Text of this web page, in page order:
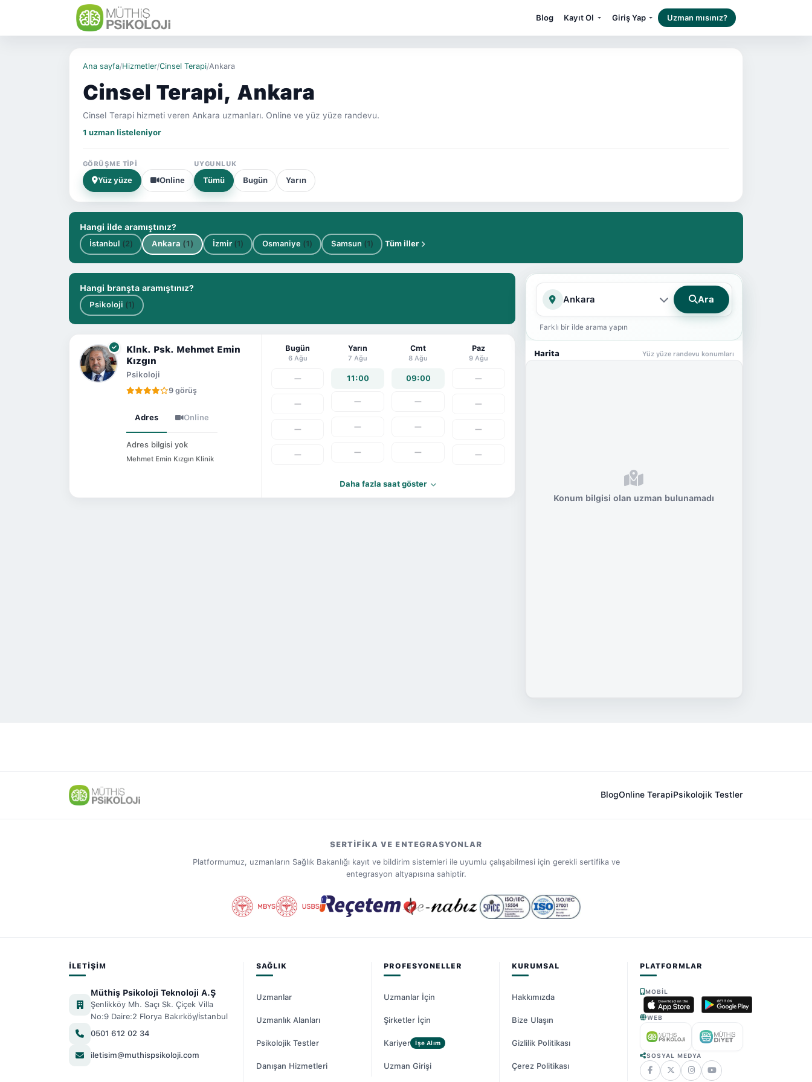
Blog Kayıt Ol Giriş Yap Uzman mısınız?
Ana sayfa/Hizmetler/Cinsel Terapi/Ankara
Cinsel Terapi, Ankara
Cinsel Terapi hizmeti veren Ankara uzmanları. Online ve yüz yüze randevu.
1 uzman listeleniyor
GÖRÜŞME TIPI
Yüz yüze Online
UYGUNLUK
Tümü Bugün Yarın
Hangi ilde aramıştınız?
İstanbul (2) Ankara (1) İzmir (1) Osmaniye (1) Samsun (1) Tüm iller
Hangi branşta aramıştınız?
Psikoloji (1)
Klnk. Psk. Mehmet Emin
Kızgın
Psikoloji
9 görüş
Adres Online
Adres bilgisi yok
Mehmet Emin Kızgın Klinik
Bugün
6 Ağu
—
—
—
—
Yarın
7 Ağu
11:00
—
—
—
Cmt
8 Ağu
09:00
—
—
—
Paz
9 Ağu
—
—
—
—
Daha fazla saat göster
İl
Ara
Farklı bir ilde arama yapın
Harita Yüz yüze randevu konumları
Konum bilgisi olan uzman bulunamadı
BlogOnline TerapiPsikolojik Testler
SERTIFIKA VE ENTEGRASYONLAR
Platformumuz, uzmanların Sağlık Bakanlığı kayıt ve bildirim sistemleri ile uyumlu çalışabilmesi için gerekli sertifika ve
entegrasyon altyapısına sahiptir.
İLETIŞIM
Müthiş Psikoloji Teknoloji A.Ş
Şenlikköy Mh. Saçı Sk. Çiçek Villa
No:9 Daire:2 Florya Bakırköy/İstanbul
0501 612 02 34
iletisim@muthispsikoloji.com
SAĞLIK
Uzmanlar
Uzmanlık Alanları
Psikolojik Testler
Danışan Hizmetleri
PROFESYONELLER
Uzmanlar İçin
Şirketler İçin
Kariyer İşe Alım
Uzman Girişi
KURUMSAL
Hakkımızda
Bize Ulaşın
Gizlilik Politikası
Çerez Politikası
PLATFORMLAR
MOBIL
WEB
SOSYAL MEDYA